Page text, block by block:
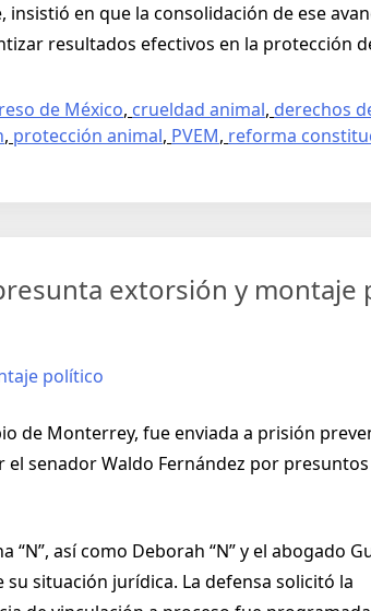
en que la consolidación de ese
resultados efectivos en la protección
de México, crueldad animal, derechos
, protección animal, PVEM, reforma
extorsión y montaje
de Monterrey, fue enviada a prisión
senador Waldo Fernández por
así como Deborah “N” y el abogado
situación jurídica. La defensa solicitó la